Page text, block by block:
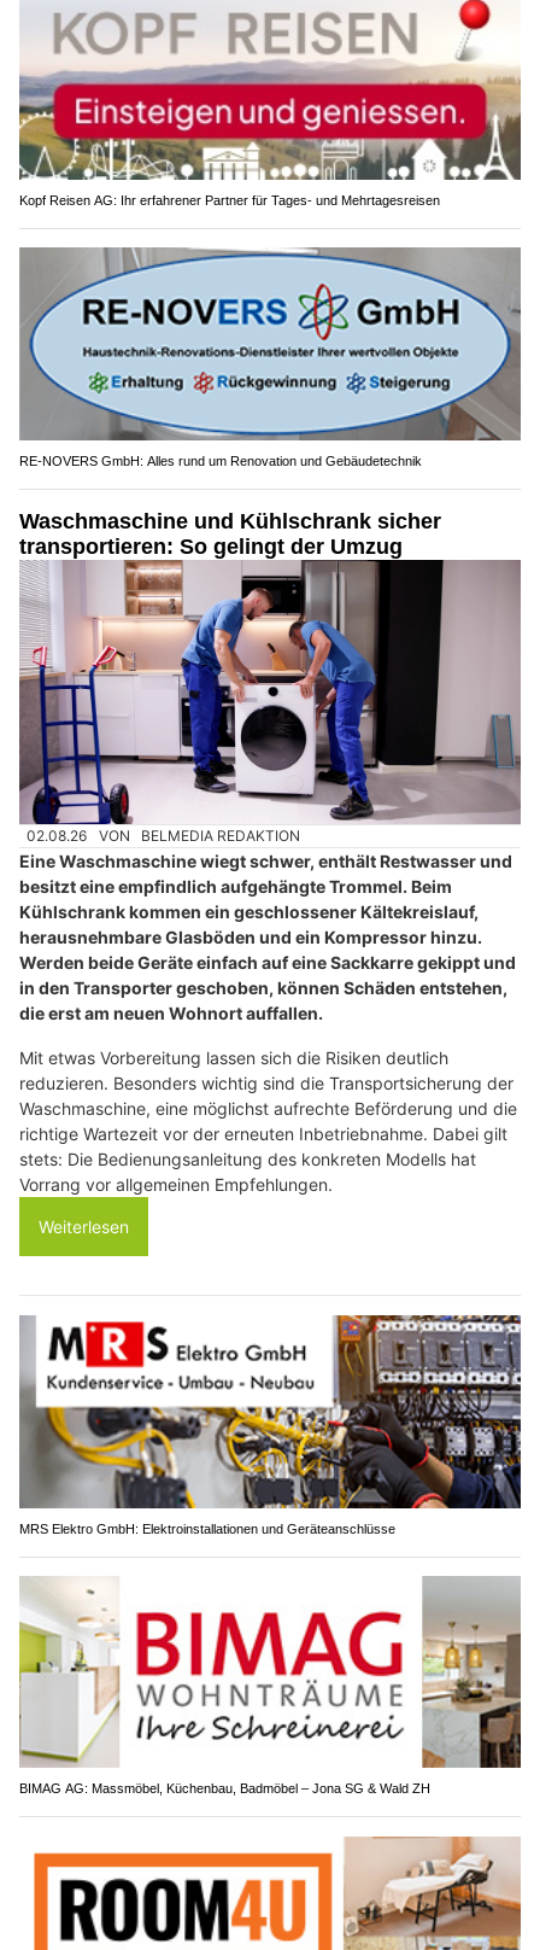
Kopf Reisen AG: Ihr erfahrener Partner für Tages- und Mehrtagesreisen
RE-NOVERS GmbH: Alles rund um Renovation und Gebäudetechnik
Waschmaschine und Kühlschrank sicher
transportieren: So gelingt der Umzug
02.08.26 VON BELMEDIA REDAKTION
Eine Waschmaschine wiegt schwer, enthält Restwasser und
besitzt eine empfindlich aufgehängte Trommel. Beim
Kühlschrank kommen ein geschlossener Kältekreislauf,
herausnehmbare Glasböden und ein Kompressor hinzu.
Werden beide Geräte einfach auf eine Sackkarre gekippt und
in den Transporter geschoben, können Schäden entstehen,
die erst am neuen Wohnort auffallen.
Mit etwas Vorbereitung lassen sich die Risiken deutlich
reduzieren. Besonders wichtig sind die Transportsicherung der
Waschmaschine, eine möglichst aufrechte Beförderung und die
richtige Wartezeit vor der erneuten Inbetriebnahme. Dabei gilt
stets: Die Bedienungsanleitung des konkreten Modells hat
Vorrang vor allgemeinen Empfehlungen.
Weiterlesen
MRS Elektro GmbH: Elektroinstallationen und Geräteanschlüsse
BIMAG AG: Massmöbel, Küchenbau, Badmöbel – Jona SG & Wald ZH